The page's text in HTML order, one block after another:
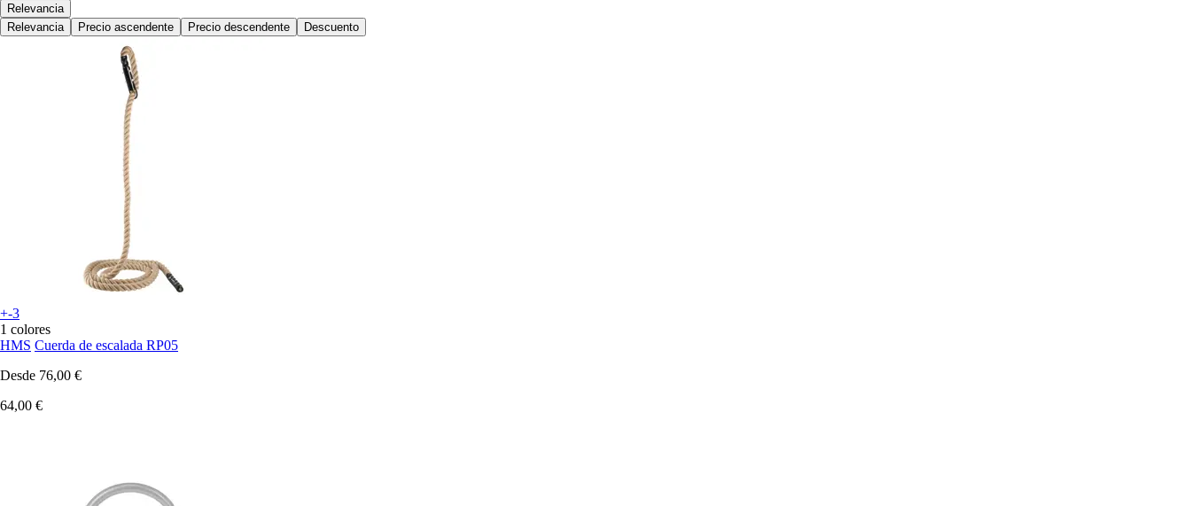
Relevancia
Relevancia
Precio ascendente Precio descendente Descuento
+-3
1 colores
HMS Cuerda de escalada RP05
Desde 76,00 €
64,00 €